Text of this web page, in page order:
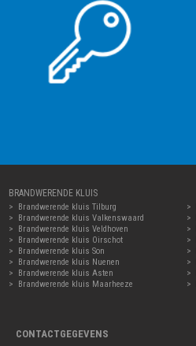
BRANDWERENDE KLUIS
Brandwerende kluis Tilburg
Brandwerende kluis Valkenswaard
Brandwerende kluis Veldhoven
Brandwerende kluis Oirschot
Brandwerende kluis Son
Brandwerende kluis Nuenen
Brandwerende kluis Asten
Brandwerende kluis Maarheeze
CONTACTGEGEVENS